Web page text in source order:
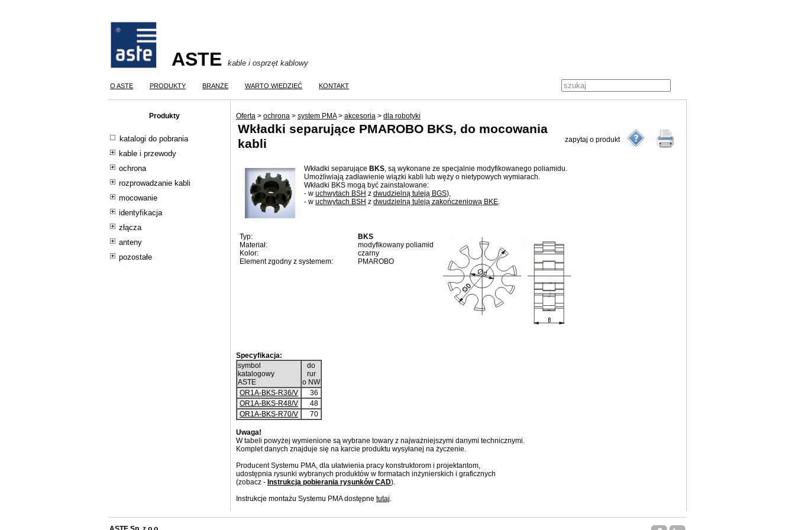
ASTE kable i osprzęt kablowy
O ASTE PRODUKTY BRANŻE WARTO WIEDZIEĆ KONTAKT
Produkty
katalogi do pobrania
kable i przewody
ochrona
rozprowadzanie kabli
mocowanie
identyfikacja
złącza
anteny
pozostałe
Oferta > ochrona > system PMA> akcesoria > dla robotyki
Wkładki separujące PMAROBO BKS, do mocowania
kabli
zapytaj o produkt
Wkładki separujące BKS, są wykonane ze specjalnie modyfikowanego poliamidu.
Umożliwiają zadławienie wiązki kabli lub węży o nietypowych wymiarach.
Wkładki BKS mogą być zainstalowane:
- w uchwytach BSH z dwudzielną tuleją BGS),
- w uchwytach BSH z dwudzielną tuleją zakończeniową BKE.
Typ:
BKS
Materiał:
modyfikowany poliamid
Kolor:
czarny
Element zgodny z systemem:
PMAROBO
Specyfikacja:
symbol
katalogowy
ASTE
do
rur
o NW
OR1A-BKS-R36/V
36
OR1A-BKS-R48/V
48
OR1A-BKS-R70/V
70
Uwaga!
W tabeli powyżej wymienione są wybrane towary z najważniejszymi danymi technicznymi.
Komplet danych znajduje się na karcie produktu wysyłanej na życzenie.
Producent Systemu PMA, dla ułatwienia pracy konstruktorom i projektantom,
udostępnia rysunki wybranych produktów w formatach inżynierskich i graficznych
(zobacz - Instrukcja pobierania rysunków CAD).
Instrukcje montażu Systemu PMA dostępne tutaj.